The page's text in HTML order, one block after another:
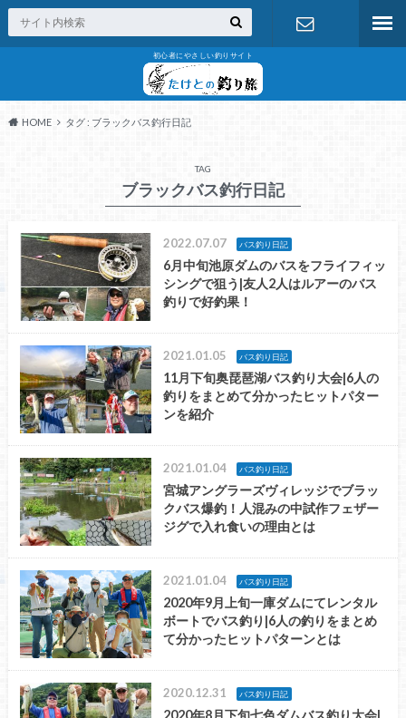
初心者にやさしい釣りサイト
HOME タグ : ブラックバス釣行日記
TAG
ブラックバス釣行日記
2022.07.07 バス釣り日記
6月中旬池原ダムのバスをフライフィッ
シングで狙う|友人2人はルアーのバス
釣りで好釣果！
2021.01.05 バス釣り日記
11月下旬奥琵琶湖バス釣り大会|6人の
釣りをまとめて分かったヒットパター
ンを紹介
2021.01.04 バス釣り日記
宮城アングラーズヴィレッジでブラッ
クバス爆釣！人混みの中試作フェザー
ジグで入れ食いの理由とは
2021.01.04 バス釣り日記
2020年9月上旬一庫ダムにてレンタル
ボートでバス釣り|6人の釣りをまとめ
て分かったヒットパターンとは
2020.12.31 バス釣り日記
2020年8月下旬七色ダムバス釣り大会|